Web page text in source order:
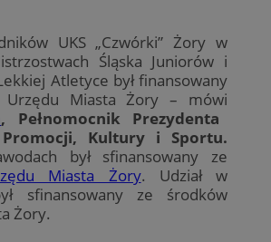
UKS „Czwórki” Żory w
Śląska Juniorów i
Atletyce był finansowany
Miasta Żory – mówi
, Pełnomocnik Prezydenta
Kultury i Sportu.
był sfinansowany ze
Miasta Żory. Udział w
sfinansowany ze środków
Żory.